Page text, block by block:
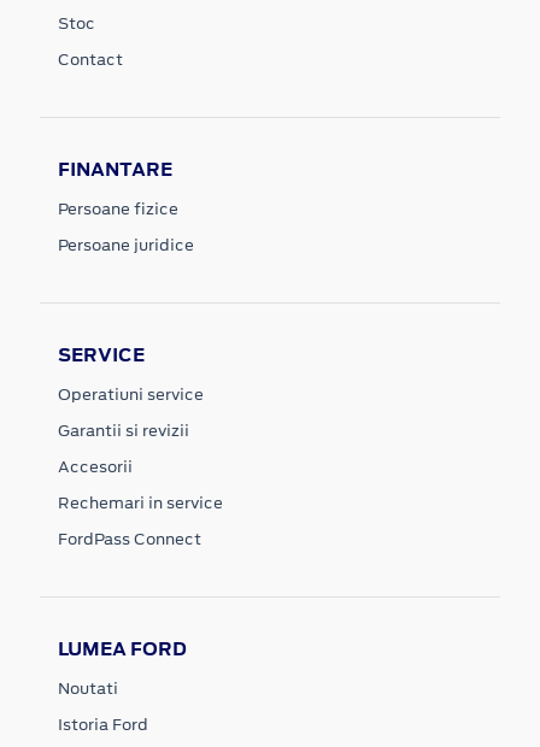
Stoc
Contact
FINANTARE
Persoane fizice
Persoane juridice
SERVICE
Operatiuni service
Garantii si revizii
Accesorii
Rechemari in service
FordPass Connect
LUMEA FORD
Noutati
Istoria Ford